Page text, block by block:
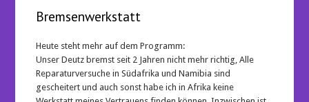
Bremsenwerkstatt
Heute steht mehr auf dem Programm:
Unser Deutz bremst seit 2 Jahren nicht mehr richtig, Alle
Reparaturversuche in Südafrika und Namibia sind
gescheitert und auch sonst habe ich in Afrika keine